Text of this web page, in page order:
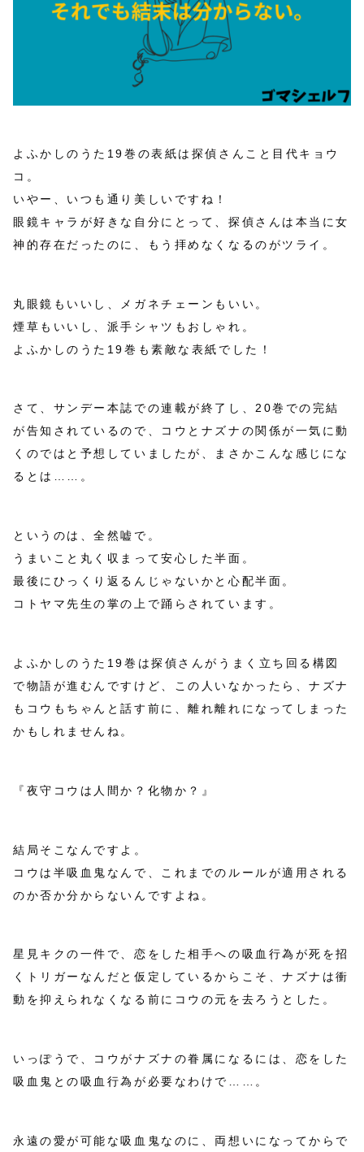
よふかしのうた19巻の表紙は探偵さんこと目代キョウ
コ。
いやー、いつも通り美しいですね！
眼鏡キャラが好きな自分にとって、探偵さんは本当に女
神的存在だったのに、もう拝めなくなるのがツライ。
丸眼鏡もいいし、メガネチェーンもいい。
煙草もいいし、派手シャツもおしゃれ。
よふかしのうた19巻も素敵な表紙でした！
さて、サンデー本誌での連載が終了し、20巻での完結
が告知されているので、コウとナズナの関係が一気に動
くのではと予想していましたが、まさかこんな感じにな
るとは……。
というのは、全然嘘で。
うまいこと丸く収まって安心した半面。
最後にひっくり返るんじゃないかと心配半面。
コトヤマ先生の掌の上で踊らされています。
よふかしのうた19巻は探偵さんがうまく立ち回る構図
で物語が進むんですけど、この人いなかったら、ナズナ
もコウもちゃんと話す前に、離れ離れになってしまった
かもしれませんね。
『夜守コウは人間か？化物か？』
結局そこなんですよ。
コウは半吸血鬼なんで、これまでのルールが適用される
のか否か分からないんですよね。
星見キクの一件で、恋をした相手への吸血行為が死を招
くトリガーなんだと仮定しているからこそ、ナズナは衝
動を抑えられなくなる前にコウの元を去ろうとした。
いっぽうで、コウがナズナの眷属になるには、恋をした
吸血鬼との吸血行為が必要なわけで……。
永遠の愛が可能な吸血鬼なのに、両想いになってからで